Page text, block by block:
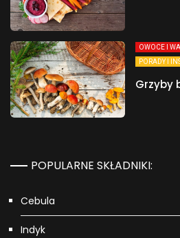
OWOCE I
PORADY I
Grzyby
POPULARNE SKŁADNIKI:
Cebula
Indyk